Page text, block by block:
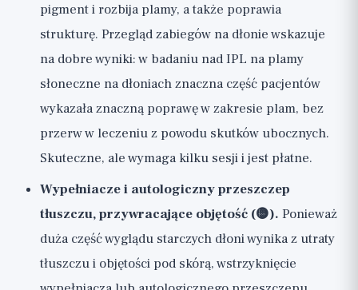
pigment i rozbija plamy, a także poprawia
strukturę. Przegląd zabiegów na dłonie wskazuje
na dobre wyniki: w badaniu nad IPL na plamy
słoneczne na dłoniach znaczna część pacjentów
wykazała znaczną poprawę w zakresie plam, bez
przerw w leczeniu z powodu skutków ubocznych.
Skuteczne, ale wymaga kilku sesji i jest płatne.
Wypełniacze i autologiczny przeszczep
tłuszczu, przywracające objętość (🟡). Ponieważ
duża część wyglądu starczych dłoni wynika z utraty
tłuszczu i objętości pod skórą, wstrzyknięcie